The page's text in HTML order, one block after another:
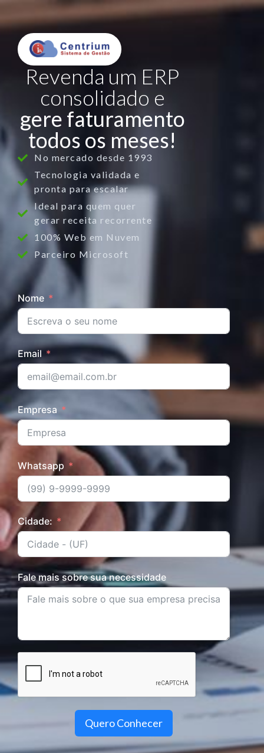
Revenda um ERP
consolidado e
gere faturamento
todos os meses!
No mercado desde 1993
Tecnologia validada e
pronta para escalar
Ideal para quem quer
gerar receita recorrente
100% Web em Nuvem
Parceiro Microsoft
Nome
Email
Empresa
Whatsapp
Cidade:
Fale mais sobre sua necessidade
Quero Conhecer